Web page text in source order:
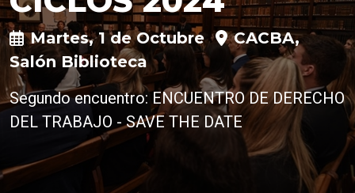
Martes, 1 de Octubre
CACBA,
Salón Biblioteca
Segundo encuentro: ENCUENTRO DE DERECHO
DEL TRABAJO - SAVE THE DATE